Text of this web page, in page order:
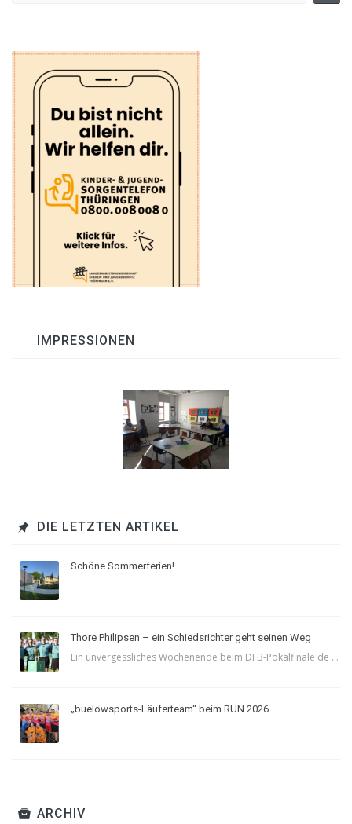
IMPRESSIONEN
DIE LETZTEN ARTIKEL
Schöne Sommerferien!
Thore Philipsen – ein Schiedsrichter geht seinen Weg
Ein unvergessliches Wochenende beim DFB-Pokalfinale de ...
„buelowsports-Läuferteam“ beim RUN 2026
ARCHIV